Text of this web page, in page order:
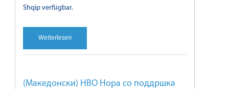
Shqip verfügbar.
Weiterlesen
(Македонски) НВО Нора со поддршка